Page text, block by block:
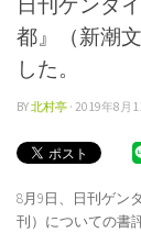
都』（新潮
した。
BY北村亭 · 2019年8月
8月9日、日刊ゲン
刊）についての書